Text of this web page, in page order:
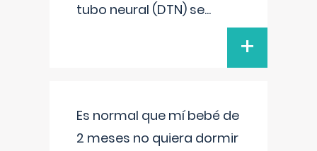
tubo neural (DTN) se...
+
Es normal que mí bebé de
2 meses no quiera dormir